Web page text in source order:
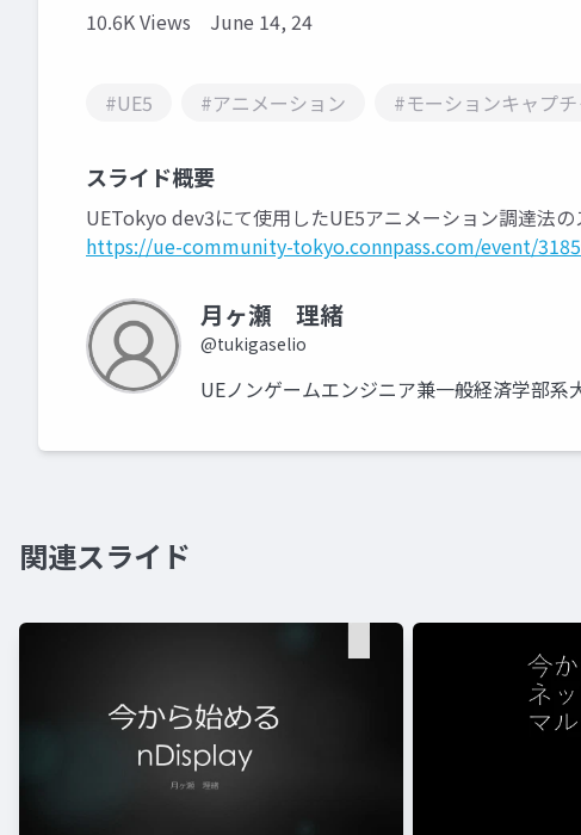
10.6K Views June 14, 24
#UE5 #アニメーション #モーションキャプチ
スライド概要
UETokyo dev3にて使用したUE5アニメーション調達法
https://ue-community-tokyo.connpass.com/event/
月ヶ瀬 理緒
@tukigaselio
UEノンゲームエンジニア兼一般経済学部系
関連スライド